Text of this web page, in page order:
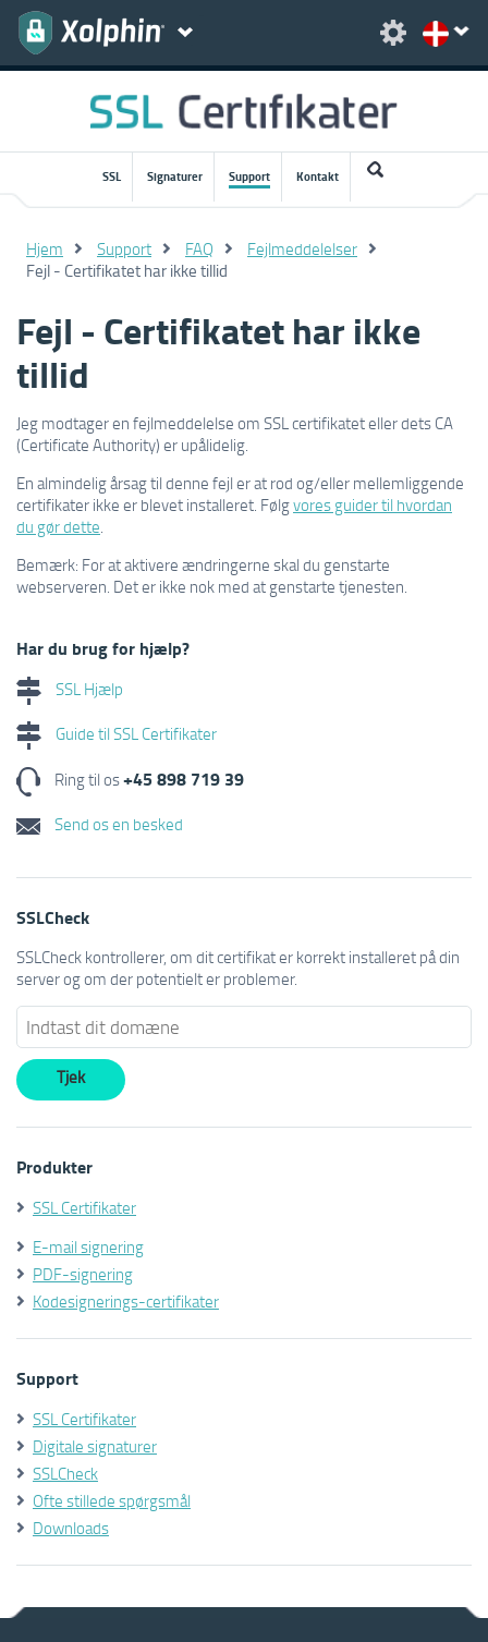
SSL Signaturer Support Kontakt
Hjem Support FAQ Fejlmeddelelser
Fejl - Certifikatet har ikke tillid
Fejl - Certifikatet har ikke
tillid
Jeg modtager en fejlmeddelelse om SSL certifikatet eller dets CA
(Certificate Authority) er upålidelig.
En almindelig årsag til denne fejl er at rod og/eller mellemliggende
certifikater ikke er blevet installeret. Følgvores guider til hvordan
du gør dette
Bemærk: For at aktivere ændringerne skal du genstarte
webserveren. Det er ikke nok med at genstarte tjenesten.
Har du brug for hjælp?
SSL Hjælp
Guide til SSL Certifikater
Ring til os+45 898 719 39
Send os en besked
SSLCheck
SSLCheck kontrollerer, om dit certifikat er korrekt installeret på din
server og om der potentielt er problemer.
Produkter
SSL Certifikater
E-mail signering
PDF-signering
Kodesignerings-certifikater
Support
SSL Certifikater
Digitale signaturer
SSLCheck
Ofte stillede spørgsmål
Downloads